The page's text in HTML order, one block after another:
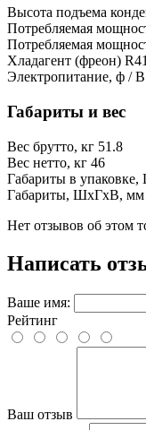
Высота подъема
Потребляемая
Потребляемая
Хладагент (фреон)
Электропитание, ф /
Габариты и вес
Вес брутто, кг 51.8
Вес нетто, кг 46
Габариты в
Габариты, ШхГхВ, мм
Нет отзывов об этом
Написать
Ваше имя:
Рейтинг
Ваш отзыв